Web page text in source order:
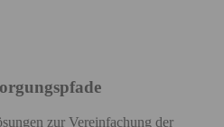
zur Vereinfachung der